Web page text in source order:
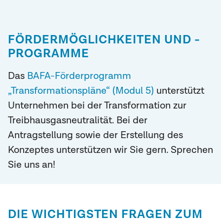
FÖRDERMÖGLICHKEITEN UND -
PROGRAMME
Das BAFA-Förderprogramm
„Transformationspläne“ (Modul 5) unterstützt
Unternehmen bei der Transformation zur
Treibhausgasneutralität. Bei der
Antragstellung sowie der Erstellung des
Konzeptes unterstützen wir Sie gern. Sprechen
Sie uns an!
DIE WICHTIGSTEN FRAGEN ZUM